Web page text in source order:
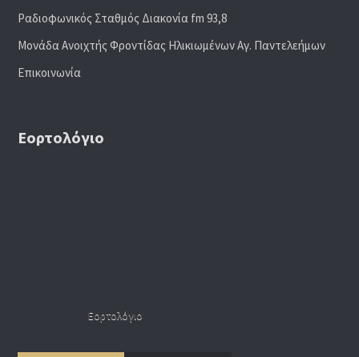
Ραδιoφωνικός Σταθμός Διακονία fm 93,8
Μονάδα Ανοιχτής Φροντίδας Ηλικιωμένων Αγ. Παντελεήμων
Επικοινωνία
Εορτολόγιο
Εορτολόγιο